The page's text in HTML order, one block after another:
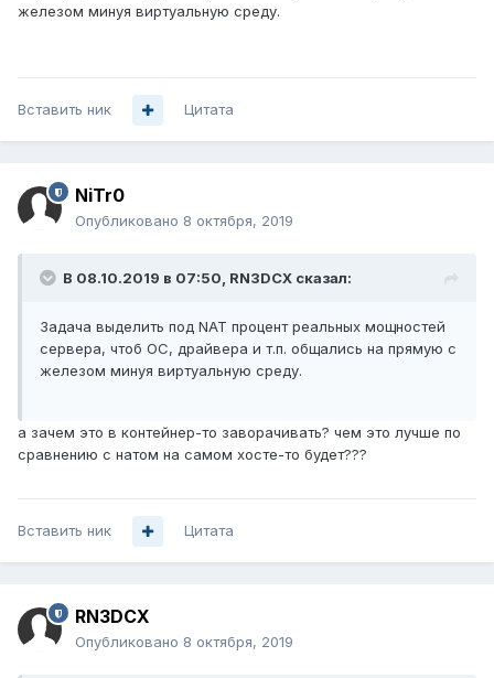
железом минуя виртуальную среду.
Вставить ник Цитата
NiTr0
Опубликовано 8 октября, 2019
В 08.10.2019 в 07:50, RN3DCX сказал:
Задача выделить под NAT процент реальных мощностей
сервера, чтоб ОС, драйвера и т.п. общались на прямую с
железом минуя виртуальную среду.
а зачем это в контейнер-то заворачивать? чем это лучше по
сравнению с натом на самом хосте-то будет???
Вставить ник Цитата
RN3DCX
Опубликовано 8 октября, 2019